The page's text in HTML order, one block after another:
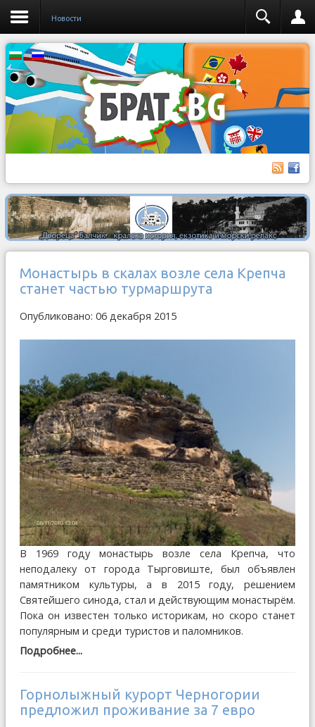
Новости
Монастырь в скалах возле села Крепча
станет частью турмаршрута
Опубликовано: 06 декабря 2015
В 1969 году монастырь возле села Крепча, что
неподалеку от города Тырговиште, был объявлен
памятником культуры, а в 2015 году, решением
Святейшего синода, стал и действующим монастырём.
Пока он известен только историкам, но скоро станет
популярным и среди туристов и паломников.
Подробнее...
Горнолыжный курорт Черногории
предложил проживание за 7 евро